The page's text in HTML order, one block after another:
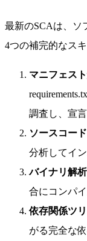
最新のSCAは、ソ
4つの補完的なス
マニフェス
調査し、宣
ソースコー
分析してイ
バイナリ解析
合にコンパ
依存関係ツ
がる完全な